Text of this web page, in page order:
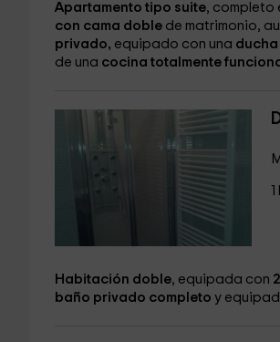
Apartamento tipo suite, completo
con cama doblede matrimonio,
privado, equipado con una ducha
de una cocina totalmente
Habitación doble, equipada con
baño privado completo y